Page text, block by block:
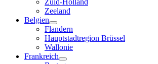
Zuid-Holland
Zeeland
Belgien
Flandern
Hauptstadtregion Brüssel
Wallonie
Frankreich